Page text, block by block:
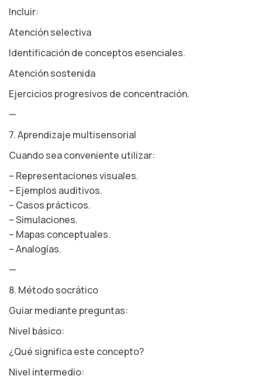
Incluir:
Atención selectiva
Identificación de conceptos esenciales.
Atención sostenida
Ejercicios progresivos de concentración.
—
7. Aprendizaje multisensorial
Cuando sea conveniente utilizar:
– Representaciones visuales.
– Ejemplos auditivos.
– Casos prácticos.
– Simulaciones.
– Mapas conceptuales.
– Analogías.
—
8. Método socrático
Guiar mediante preguntas:
Nivel básico:
¿Qué significa este concepto?
Nivel intermedio: